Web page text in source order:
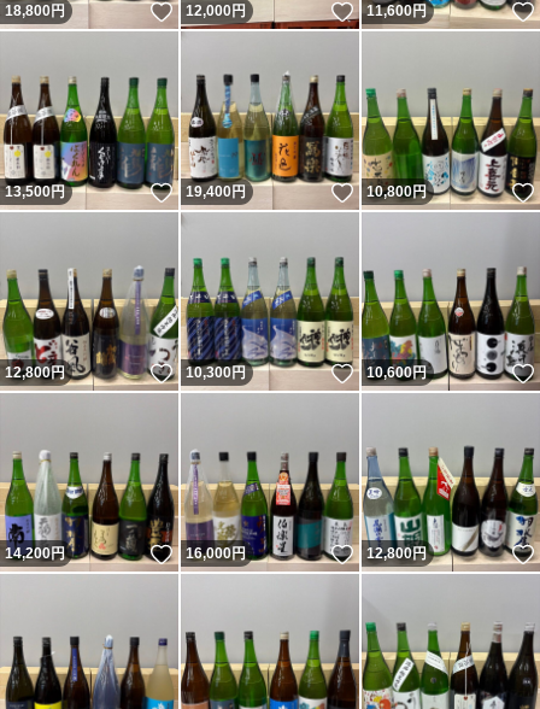
18,800円 いいね！
12,000円 いいね！
11,600円
13,500円 いいね！
19,400円 いいね！
10,800円
12,800円 いいね！
10,300円 いいね！
10,600円
14,200円 いいね！
16,000円 いいね！
12,800円